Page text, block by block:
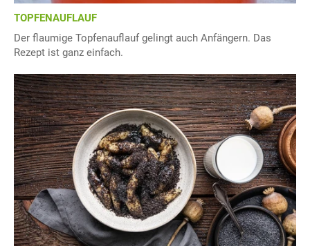
TOPFENAUFLAUF
Der flaumige Topfenauflauf gelingt auch Anfängern. Das
Rezept ist ganz einfach.